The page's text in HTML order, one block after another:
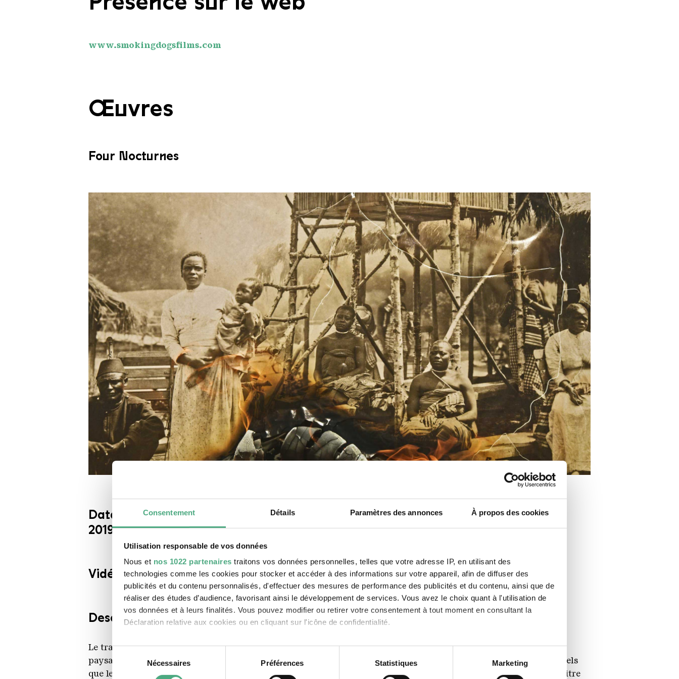
Consentement Détails Paramètres des annonces À propos des cookies
Utilisation responsable de vos données
Nous et nos 1022 partenaires traitons vos données personnelles, telles que votre adresse IP, en utilisant des
technologies comme les cookies pour stocker et accéder à des informations sur votre appareil, afin de diffuser des
publicités et du contenu personnalisés, d'effectuer des mesures de performance des publicités et du contenu, ainsi que de
réaliser des études d’audience, favorisant ainsi le développement de services. Vous avez le choix quant à l'utilisation de
vos données et à leurs finalités. Vous pouvez modifier ou retirer votre consentement à tout moment en consultant la
Déclaration relative aux cookies ou en cliquant sur l'icône de confidentialité.
Si vous le permettez, nous aimerions également :
Collecter des informations sur votre localisation géographique qui peuvent être précises à plusieurs mètres près
Identifier votre appareil en l'analysant activement pour en relever les caractéristiques spécifiques (empreintes
Sélection
du
consentement
Nécessaires Préférences Statistiques Marketing
www.smokingdogsfilms.com
Œuvres
Four Nocturnes
Datation
2019
Vidéo 51min
Descripton
Le travail de John Akomfrah se distingue par l’usage d’images puissantes et captivantes sous-tendues par des
paysages sonores d’une grande complexité. L’installation vidéo à trois canauxFour Nocturnes
explore des thèmes tels
que les migrations humaines alors que se multiplient les menaces écologiques pesant sur la planète. Comme son titre